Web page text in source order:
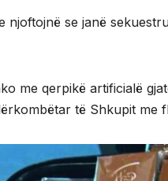
njoftojnë se janë
me qerpikë artificialë
të Shkupit me